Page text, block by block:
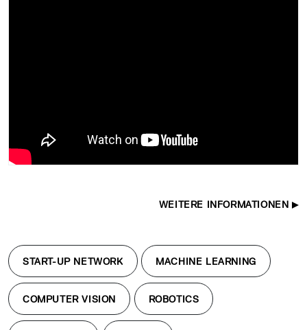
WEITERE INFORMATIONEN
START-UP NETWORK MACHINE LEARNING
COMPUTER VISION ROBOTICS